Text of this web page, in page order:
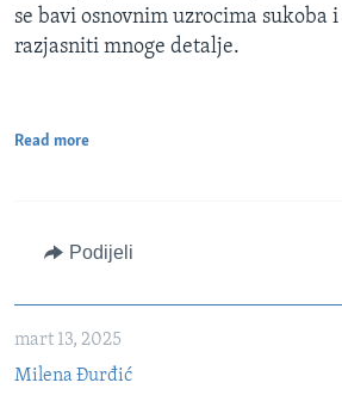
se bavi osnovnim uzrocima sukoba
razjasniti mnoge detalje.
Read more
Podijeli
mart 13, 2025
Milena Đurđić